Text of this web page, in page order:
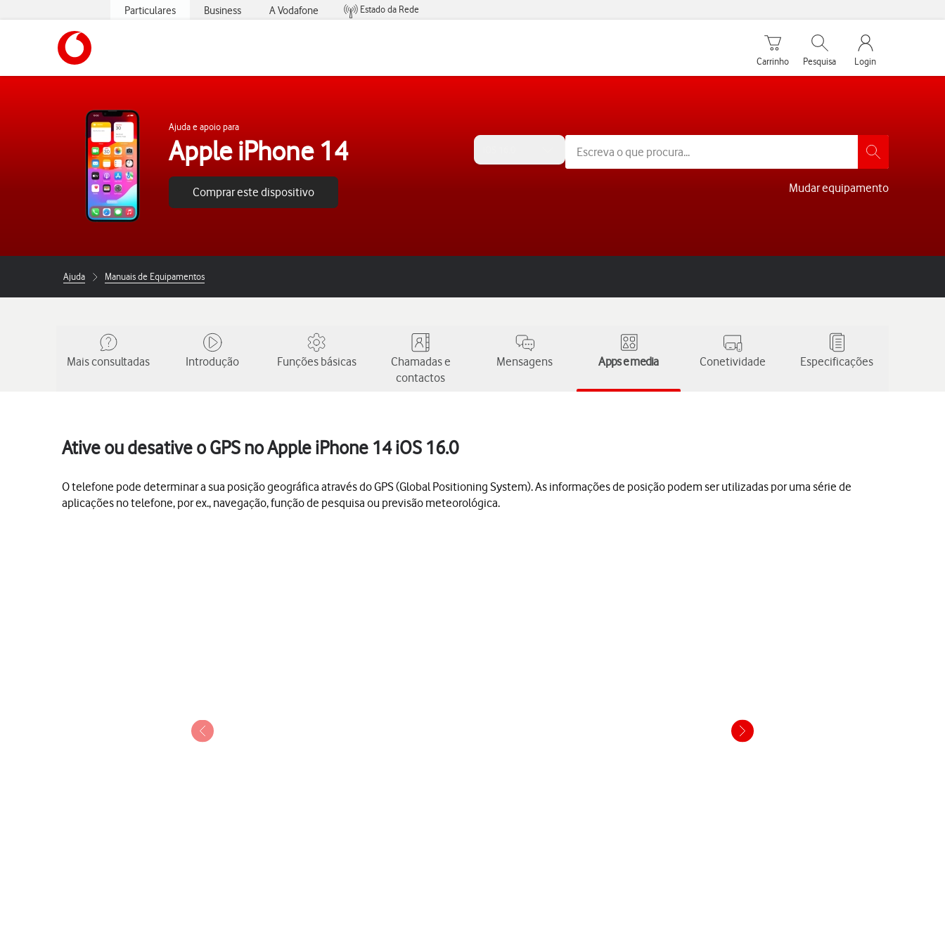
Particulares Business A Vodafone
Estado da Rede
Carrinho de compras
Carrinho
Pesquisar
Pesquisa
My Vodafone
Login
Ajuda e apoio para
Apple iPhone 14
Comprar este dispositivo Mudar equipamento
Ajuda Manuais de Equipamentos
Mais consultadas Introdução Funções básicas
Chamadas e
contactos
Mensagens Apps e media Conetividade Especificações
Ative ou desative o GPS no Apple iPhone 14 iOS 16.0
O telefone pode determinar a sua posição geográfica através do GPS (Global Positioning System). As informações de posição podem ser utilizadas por uma série de
aplicações no telefone, por ex., navegação, função de pesquisa ou previsão meteorológica.